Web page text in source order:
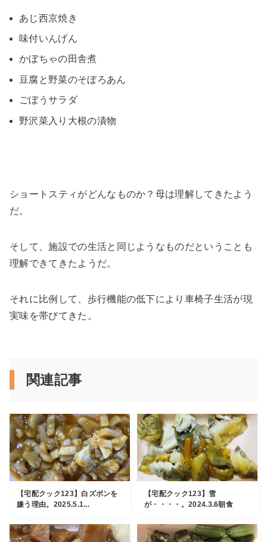
あじ西京焼き
味付いんげん
かぼちゃの田舎煮
豆腐と野菜のそぼろあん
ごぼうサラダ
野沢菜入り大根の漬物
ショートスティがどんなものか？母は理解してきたよう
だ。
そして、施設での生活と同じようなものだということも
理解できてきたようだ。
それに比例して、歩行機能の低下により車椅子生活が現
実味を帯びてきた。
関連記事
【宅配クック123】白ズボンを
嫌う理由。2025.5.1...
【宅配クック123】雪
が・・・・。2024.3.6朝食